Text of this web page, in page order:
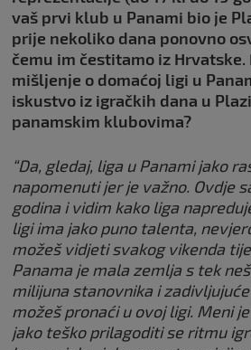
vaš prvi klub u Panami bio je
prije nekoliko dana ponovno
čemu im čestitamo iz Hrvatske.
mišljenje o domaćoj ligi u
iskustvo iz igračkih dana u
panamskim klubovima?
“Da, gledaj, liga u Panami jako
napomenuti jer je važno. Ovdje
godina i vidim kako liga
ligi ima jako puno talenta,
možeš vidjeti svakog vikenda
Panama je mala zemlja s tek
milijuna stanovnika i
možeš pronaći u ovoj ligi. Meni
jako teško prilagoditi se ritmu